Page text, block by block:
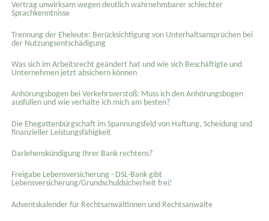
Vertrag unwirksam wegen deutlich wahrnehmbarer schlechter
Sprachkenntnisse
Trennung der Eheleute: Berücksichtigung von Unterhaltsansprüchen bei
der Nutzungsentschädigung
Was sich im Arbeitsrecht geändert hat und wie sich Beschäftigte und
Unternehmen jetzt absichern können
Anhörungsbogen bei Verkehrsverstoß: Muss ich den Anhörungsbogen
ausfüllen und wie verhalte ich mich am besten?
Die Ehegattenbürgschaft im Spannungsfeld von Haftung, Scheidung und
finanzieller Leistungsfähigkeit
Darlehenskündigung Ihrer Bank rechtens?
Freigabe Lebensversicherung - DSL-Bank gibt
Lebensversicherung/Grundschuldsicherheit frei!
Adventskalender für Rechtsanwältinnen und Rechtsanwälte